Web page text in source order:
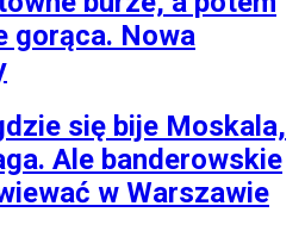
gorąca. Nowa
się bije Moskala,
Ale banderowskie
w Warszawie